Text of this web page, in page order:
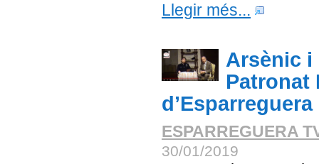
Llegir més...
Arsènic i
Patronat
d’Esparreguera
ESPARREGUERA
30/01/2019